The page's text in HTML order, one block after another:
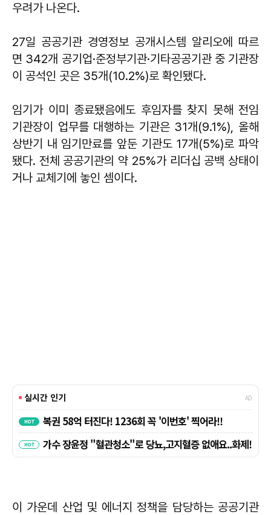
우려가 나온다.
27일 공공기관 경영정보 공개시스템 알리오에 따르
면 342개 공기업·준정부기관·기타공공기관 중 기관장
이 공석인 곳은 35개(10.2%)로 확인됐다.
임기가 이미 종료됐음에도 후임자를 찾지 못해 전임
기관장이 업무를 대행하는 기관은 31개(9.1%), 올해
상반기 내 임기만료를 앞둔 기관도 17개(5%)로 파악
됐다. 전체 공공기관의 약 25%가 리더십 공백 상태이
거나 교체기에 놓인 셈이다.
이 가운데 산업 및 에너지 정책을 담당하는 공공기관